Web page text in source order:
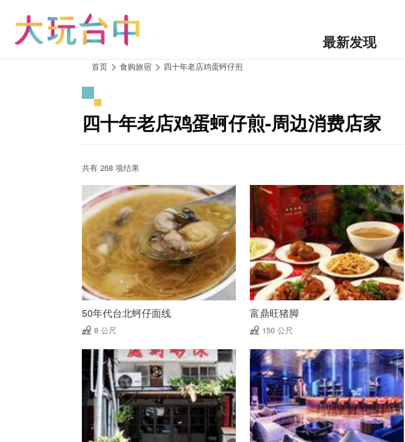
最新发现
首页 食购旅宿 四十年老店鸡蛋蚵仔煎
四十年老店鸡蛋蚵仔煎-周边消费店家
共有 268 项结果
50年代台北蚵仔面线
8 公尺
富鼎旺猪脚
150 公尺